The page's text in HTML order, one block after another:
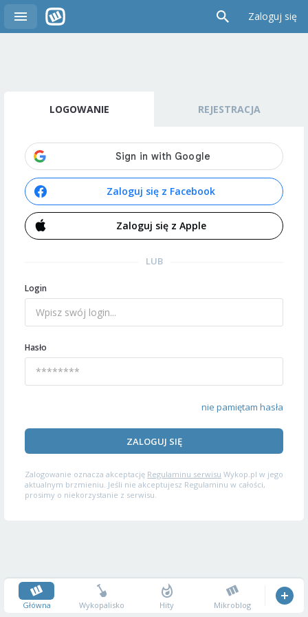
Zaloguj się
LOGOWANIE REJESTRACJA
Zaloguj się z Facebook
Zaloguj się z Apple
LUB
Login
Hasło
nie pamiętam hasła
ZALOGUJ SIĘ
Zalogowanie oznacza akceptację Regulaminu serwisu Wykop.pl w jego
aktualnym brzmieniu. Jeśli nie akceptujesz Regulaminu w całości,
prosimy o niekorzystanie z serwisu.
Główna Wykopalisko Hity Mikroblog